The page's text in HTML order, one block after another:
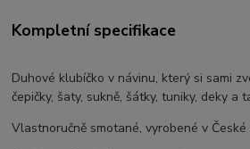
Kompletní specifikace
Duhové klubíčko v návinu, který si sami
čepičky, šaty, sukně, šátky, tuniky, deky a
Vlastnoručně smotané, vyrobené v